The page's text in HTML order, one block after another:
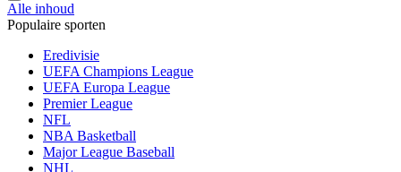
Alle inhoud
Populaire sporten
Eredivisie
UEFA Champions League
UEFA Europa League
Premier League
NFL
NBA Basketball
Major League Baseball
NHL